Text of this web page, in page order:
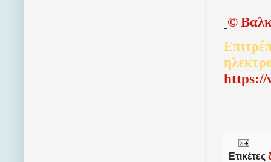
©
https://
Ετικέτες